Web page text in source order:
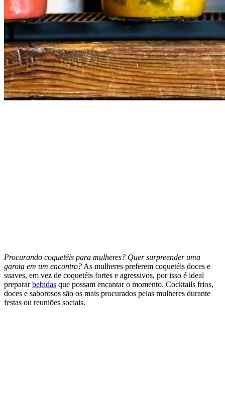
Procurando coquetéis para mulheres? Quer surpreender uma
garota em um encontro? As mulheres preferem coquetéis doces e
suaves, em vez de coquetéis fortes e agressivos, por isso é ideal
prepararbebidas que possam encantar o momento. Cocktails frios,
doces e saborosos são os mais procurados pelas mulheres durante
festas ou reuniões sociais.